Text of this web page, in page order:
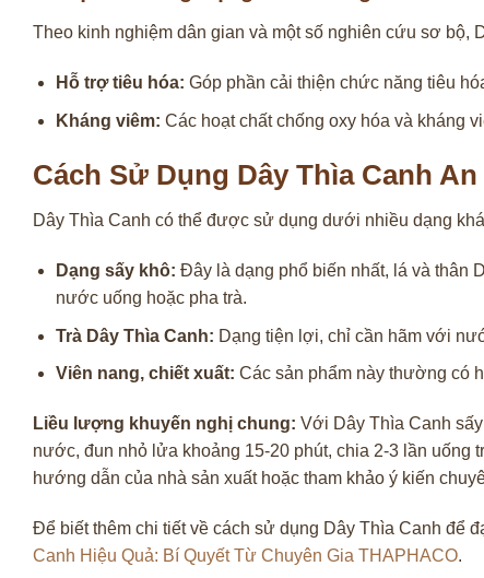
Theo kinh nghiệm dân gian và một số nghiên cứu sơ bộ,
Hỗ trợ tiêu hóa: Góp phần cải thiện chức năng tiêu
Kháng viêm: Các hoạt chất chống oxy hóa và kháng
Cách Sử Dụng Dây Thìa Canh An
Dây Thìa Canh có thể được sử dụng dưới nhiều dạng
Dạng sấy khô: Đây là dạng phổ biến nhất, lá và thân
nước uống hoặc pha trà.
Trà Dây Thìa Canh: Dạng tiện lợi, chỉ cần hãm với
Viên nang, chiết xuất: Các sản phẩm này thường có
Liều lượng khuyến nghị chung: Với Dây Thìa Canh
nước, đun nhỏ lửa khoảng 15-20 phút, chia 2-3 lần uống
hướng dẫn của nhà sản xuất hoặc tham khảo ý kiến
Để biết thêm chi tiết về cách sử dụng Dây Thìa Canh để
Canh Hiệu Quả: Bí Quyết Từ Chuyên Gia THAPHACO.